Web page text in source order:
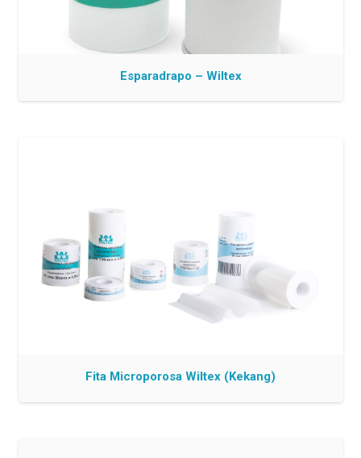
Esparadrapo – Wiltex
Fita Microporosa Wiltex (Kekang)